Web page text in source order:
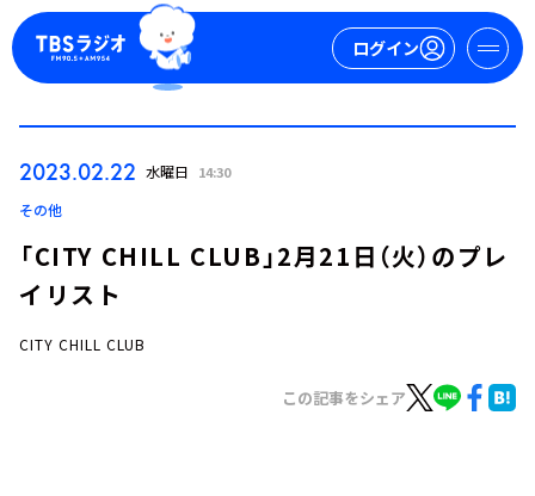
ログイン
2023.02.22 水曜日 14:30
その他
「CITY CHILL CLUB」2月21日（火）のプレ
イリスト
CITY CHILL CLUB
この記事をシェア